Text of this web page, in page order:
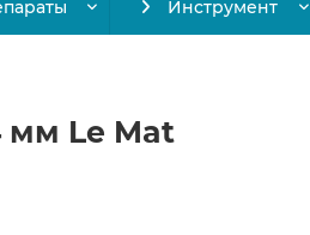
Инструмент
мм Le Mat